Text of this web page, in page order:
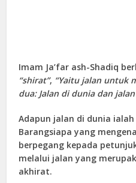
Imam Ja’far ash-Shadiq
“shirat”, “Yaitu jalan untuk
dua: Jalan di dunia dan
Adapun jalan di dunia
Barangsiapa yang
berpegang kepada
melalui jalan yang
akhirat.